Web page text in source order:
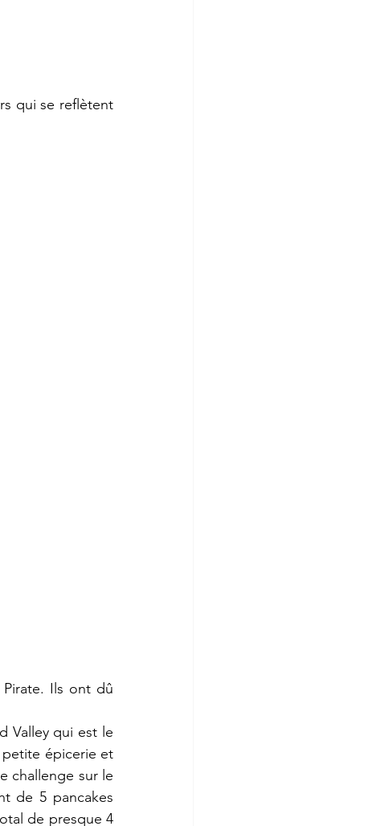
qui se reflètent
Ils ont dû
Valley qui est le
épicerie et
challenge sur le
de 5 pancakes
de presque 4